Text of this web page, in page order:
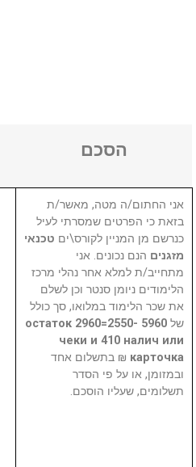
הסכם
אני החתום/ה מטה, מאשר/ת
בזאת כי הפרטים שמסרתי לעיל
כנרשם מן המניין לקורס\ים טכנאי
מזגנים הנם נכונים. אני
מתחייב/ת למלא אחר נהלי מרכז
הלימודים ניומן סנטר וכן לשלם
את שכר הלימוד במלואו, סך כולל
של
5960 остаток 2960=2550-
чеки и 410 налич или
карточка ₪ בתשלום אחד
ובמזומן, או על פי הסדר
תשלומים, שעליו הוסכם.